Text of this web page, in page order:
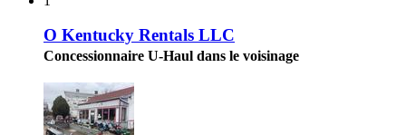
O Kentucky Rentals LLC
Concessionnaire U-Haul dans le voisinage